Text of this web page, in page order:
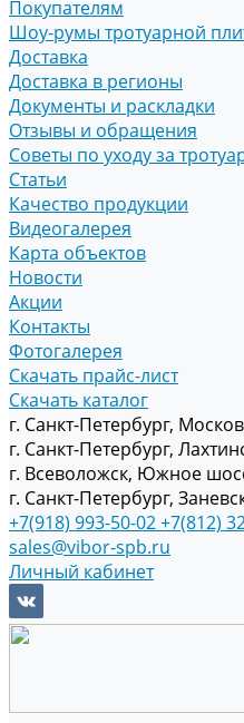
Покупателям
Шоу-румы тротуарной
Доставка
Доставка в регионы
Документы и раскладки
Отзывы и обращения
Советы по уходу за
Статьи
Качество продукции
Видеогалерея
Карта объектов
Новости
Акции
Контакты
Фотогалерея
Скачать прайс-лист
Скачать каталог
г. Санкт-Петербург,
г. Санкт-Петербург,
г. Всеволожск, Южное
г. Санкт-Петербург,
+7(918) 993-50-02+7(812)
sales@vibor-spb.ru
Личный кабинет